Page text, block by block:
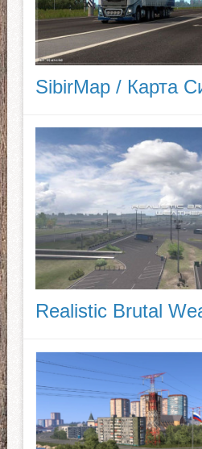
SibirMap / Карта
Realistic Brutal